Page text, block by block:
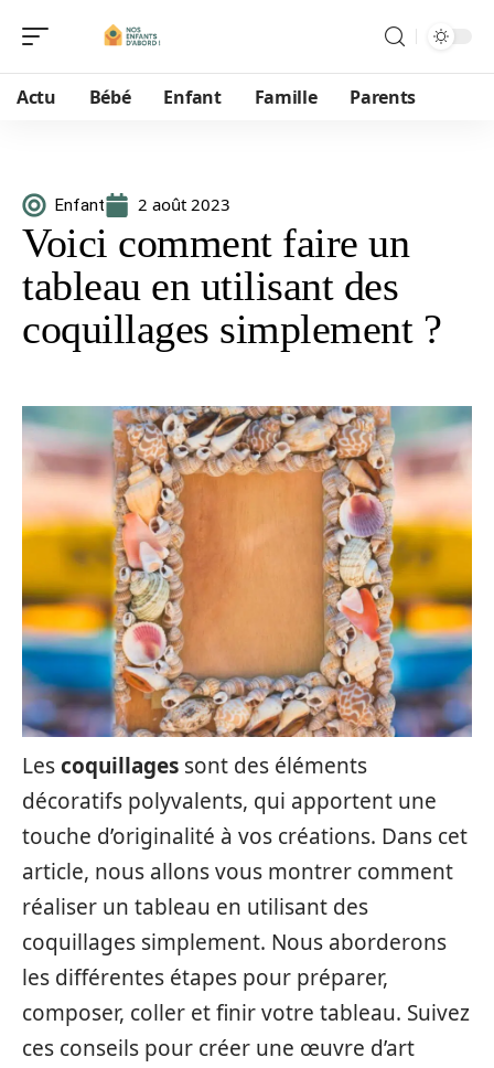
Actu Bébé Enfant Famille Parents
Enfant 2 août 2023
Voici comment faire un
tableau en utilisant des
coquillages simplement ?
Lescoquillages sont des éléments
décoratifs polyvalents, qui apportent une
touche d’originalité à vos créations. Dans cet
article, nous allons vous montrer comment
réaliser un tableau en utilisant des
coquillages simplement. Nous aborderons
les différentes étapes pour préparer,
composer, coller et finir votre tableau. Suivez
ces conseils pour créer une œuvre d’art